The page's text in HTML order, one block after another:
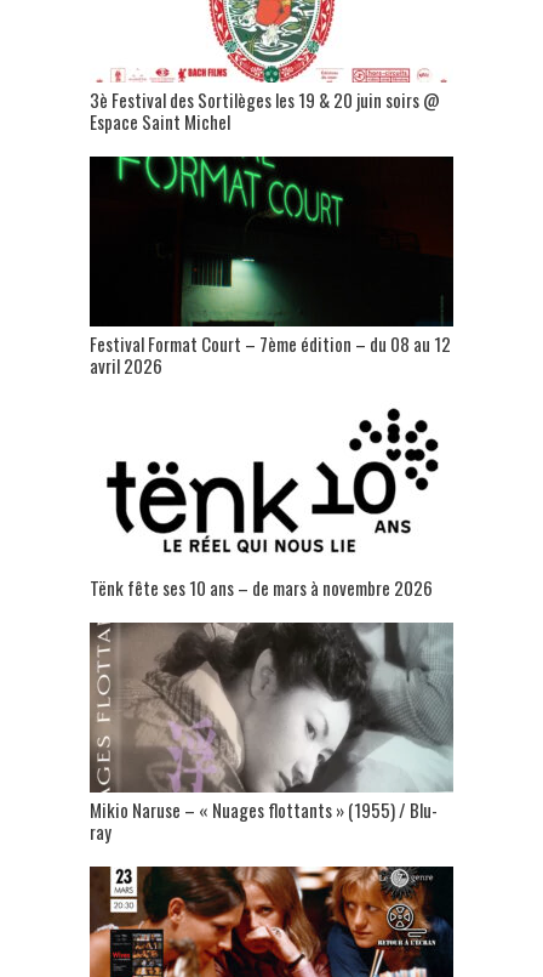
3è Festival des Sortilèges les 19 & 20 juin soirs @
Espace Saint Michel
Festival Format Court – 7ème édition – du 08 au 12
avril 2026
Tënk fête ses 10 ans – de mars à novembre 2026
Mikio Naruse – « Nuages flottants » (1955) / Blu-
ray